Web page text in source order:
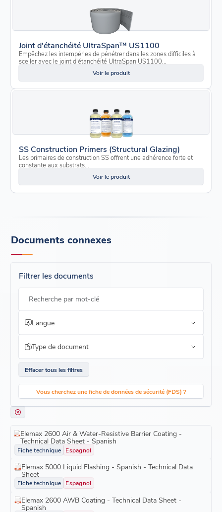
Joint d'étanchéité UltraSpan™ US1100
Empêchez les intempéries de pénétrer dans les zones difficiles à
sceller avec le joint d'étanchéité UltraSpan US1100...
Voir le produit
SS Construction Primers (Structural Glazing)
Les primaires de construction SS offrent une adhérence forte et
constante aux substrats...
Voir le produit
Documents connexes
Filtrer les documents
Recherche par mot-clé
Langue
Type de document
Effacer tous les filtres
Vous cherchez une fiche de données de sécurité (FDS) ?
Elemax 2600 Air & Water-Resistive Barrier Coating -
Technical Data Sheet - Spanish
Fiche technique Espagnol
Elemax 5000 Liquid Flashing - Spanish - Technical Data
Sheet
Fiche technique Espagnol
Elemax 2600 AWB Coating - Technical Data Sheet -
Spanish